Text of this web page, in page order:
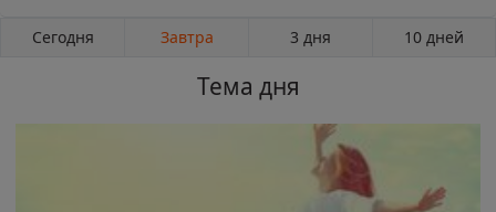
Сегодня Завтра 3 дня 10 дней
Тема дня